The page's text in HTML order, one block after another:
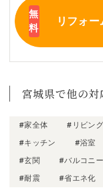
リフォ
宮城県で他の
#家全体 #リビン
#キッチン
#浴室
#玄関
#バルコニ
#耐震
#省エネ化